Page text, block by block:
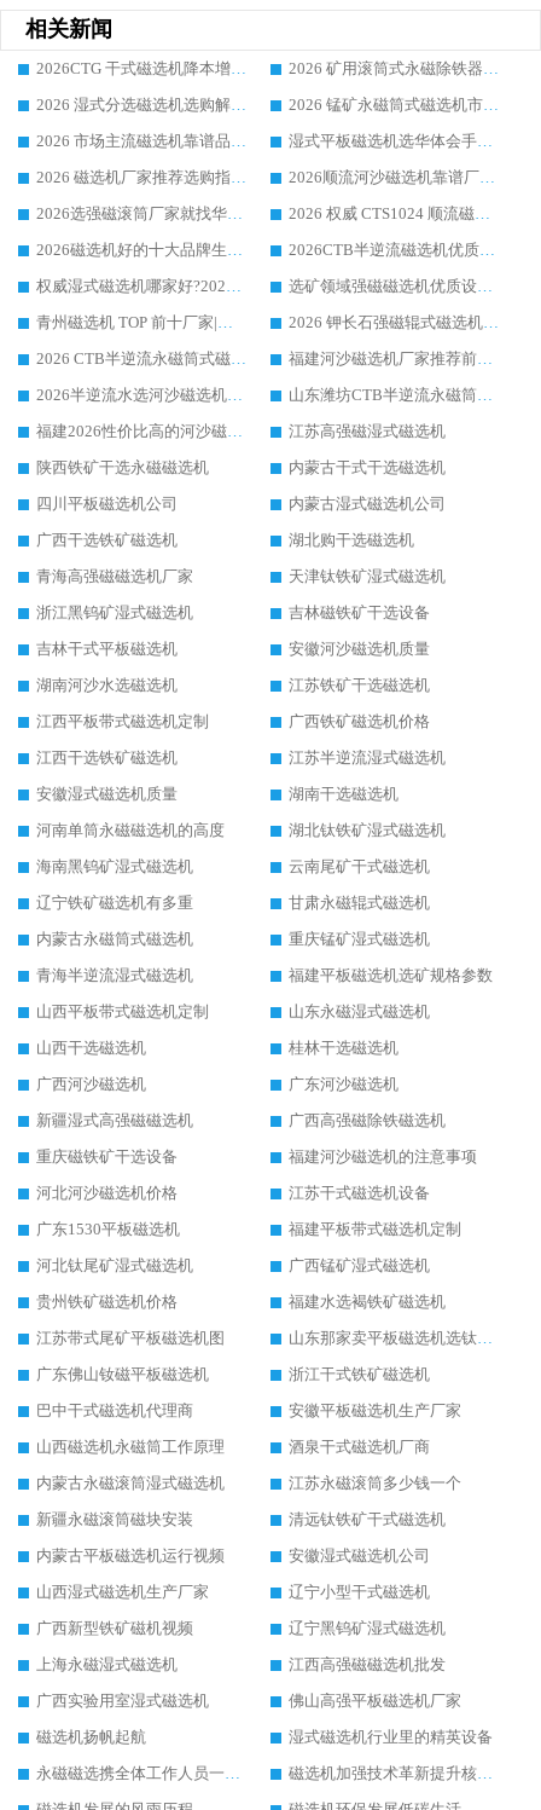
相关新闻
2026CTG 干式磁选机降本增效选购指南 选矿行业口碑稳定专业生产强者盘点
2026 矿用滚筒式永磁除铁器厂家榜单 行业实力派源头厂商选购干货指南
2026 湿式分选磁选机选购解析，华体会手机网页版-华体会(中国) 设备综合实力详解
2026 锰矿永磁筒式磁选机市场主流客户推荐生产厂家口碑精选
2026 市场主流磁选机靠谱品牌推荐 案例厂家华体会手机网页版-华体会(中国) 大众倾心之选
湿式平板磁选机选华体会手机网页版-华体会(中国) _2026靠谱厂家收获各地客户良好评价
2026 磁选机厂家推荐选购指南，实地走访参考华体会手机网页版-华体会(中国) 合作口碑表现
2026顺流河沙磁选机靠谱厂家推荐 华体会手机网页版-华体会(中国) 实力口碑精选
2026选强磁滚筒厂家就找华体会手机网页版-华体会(中国) _口碑过硬用料扎实_性价比优势突出
2026 权威 CTS1024 顺流磁选机精选生产厂家优质设备推荐
2026磁选机好的十大品牌生产厂家排名|华体会手机网页版-华体会(中国) 凭实力入磅
2026CTB半逆流磁选机优质厂家推荐：华体会手机网页版-华体会(中国) ，行业标杆生产厂家
权威湿式磁选机哪家好?2026 实测榜单出炉，潍坊华体会手机网页版-华体会(中国) 大厂实力领跑
选矿领域强磁磁选机优质设备推荐榜 TOP1：潍坊华体会手机网页版-华体会(中国) 凭实力出圈
青州磁选机 TOP 前十厂家|靠谱品牌怎么选?潍坊华体会手机网页版-华体会(中国) 实力出圈
2026 钾长石强磁辊式磁选机靠谱厂家 TOP 榜：潍坊华体会手机网页版-华体会(中国) 凭硬核实力领跑行业
2026 CTB半逆流永磁筒式磁选机厂家如何选择，选华体会手机网页版-华体会(中国) 原因，硬核实测不踩坑指南
福建河沙磁选机厂家推荐前三，华体会手机网页版-华体会(中国) 磁选机解锁资源利用新路径
2026半逆流水选河沙磁选机生产厂家：解锁河沙分选高效新路径
山东潍坊CTB半逆流永磁筒式河沙磁选机生产厂家如何高效除铁提纯
福建2026性价比高的河沙磁选机生产厂家工作原理(通俗 + 专业双版，适配产品文案/介绍使用)
江苏高强磁湿式磁选机
陕西铁矿干选永磁磁选机
内蒙古干式干选磁选机
四川平板磁选机公司
内蒙古湿式磁选机公司
广西干选铁矿磁选机
湖北购干选磁选机
青海高强磁磁选机厂家
天津钛铁矿湿式磁选机
浙江黑钨矿湿式磁选机
吉林磁铁矿干选设备
吉林干式平板磁选机
安徽河沙磁选机质量
湖南河沙水选磁选机
江苏铁矿干选磁选机
江西平板带式磁选机定制
广西铁矿磁选机价格
江西干选铁矿磁选机
江苏半逆流湿式磁选机
安徽湿式磁选机质量
湖南干选磁选机
河南单筒永磁磁选机的高度
湖北钛铁矿湿式磁选机
海南黑钨矿湿式磁选机
云南尾矿干式磁选机
辽宁铁矿磁选机有多重
甘肃永磁辊式磁选机
内蒙古永磁筒式磁选机
重庆锰矿湿式磁选机
青海半逆流湿式磁选机
福建平板磁选机选矿规格参数
山西平板带式磁选机定制
山东永磁湿式磁选机
山西干选磁选机
桂林干选磁选机
广西河沙磁选机
广东河沙磁选机
新疆湿式高强磁磁选机
广西高强磁除铁磁选机
重庆磁铁矿干选设备
福建河沙磁选机的注意事项
河北河沙磁选机价格
江苏干式磁选机设备
广东1530平板磁选机
福建平板带式磁选机定制
河北钛尾矿湿式磁选机
广西锰矿湿式磁选机
贵州铁矿磁选机价格
福建水选褐铁矿磁选机
江苏带式尾矿平板磁选机图
山东那家卖平板磁选机选钛矿用
广东佛山钕磁平板磁选机
浙江干式铁矿磁选机
巴中干式磁选机代理商
安徽平板磁选机生产厂家
山西磁选机永磁筒工作原理
酒泉干式磁选机厂商
内蒙古永磁滚筒湿式磁选机
江苏永磁滚筒多少钱一个
新疆永磁滚筒磁块安装
清远钛铁矿干式磁选机
内蒙古平板磁选机运行视频
安徽湿式磁选机公司
山西湿式磁选机生产厂家
辽宁小型干式磁选机
广西新型铁矿磁机视频
辽宁黑钨矿湿式磁选机
上海永磁湿式磁选机
江西高强磁磁选机批发
广西实验用室湿式磁选机
佛山高强平板磁选机厂家
磁选机扬帆起航
湿式磁选机行业里的精英设备
永磁磁选携全体工作人员一起闯
磁选机加强技术革新提升核心竞争力